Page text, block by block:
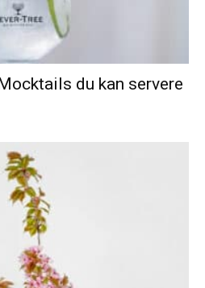
du kan servere